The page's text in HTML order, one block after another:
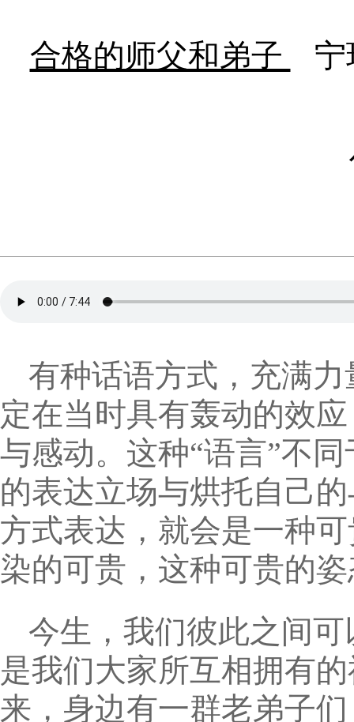
合格的师父和弟子 宁
有种话语方式，充满
定在当时具有轰动的效
与感动。这种“语言”不
的表达立场与烘托自己
方式表达，就会是一种
染的可贵，这种可贵的
今生，我们彼此之间
是我们大家所互相拥有
来，身边有一群老弟子